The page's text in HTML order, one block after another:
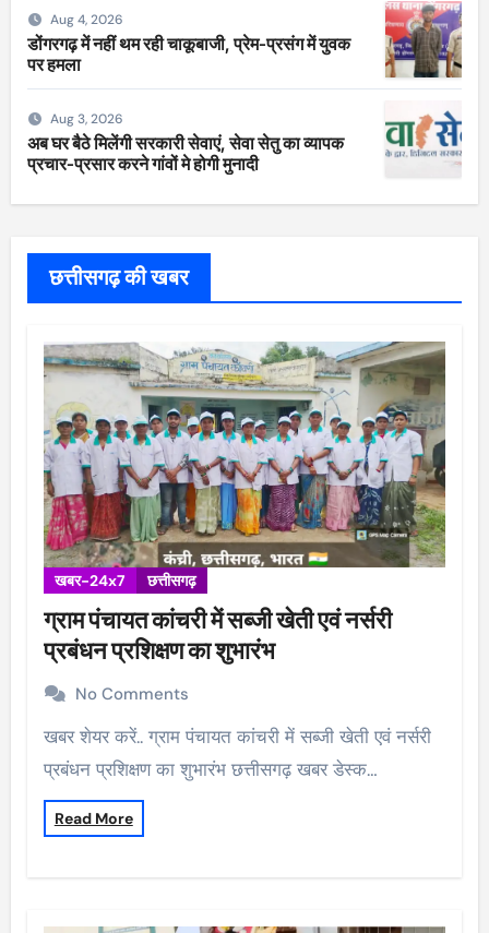
Aug 4, 2026
डोंगरगढ़ में नहीं थम रही चाकूबाजी, प्रेम-प्रसंग में युवक
पर हमला
Aug 3, 2026
अब घर बैठे मिलेंगी सरकारी सेवाएं, सेवा सेतु का व्यापक
प्रचार-प्रसार करने गांवों मे होगी मुनादी
छत्तीसगढ़ की खबर
खबर-24x7 छत्तीसगढ़
ग्राम पंचायत कांचरी में सब्जी खेती एवं नर्सरी
प्रबंधन प्रशिक्षण का शुभारंभ
No Comments
खबर शेयर करें.. ग्राम पंचायत कांचरी में सब्जी खेती एवं नर्सरी
प्रबंधन प्रशिक्षण का शुभारंभ छत्तीसगढ़ खबर डेस्क…
Read More